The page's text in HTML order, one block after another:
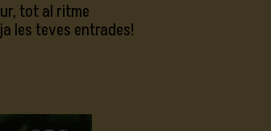
tot al ritme
les teves entrades!